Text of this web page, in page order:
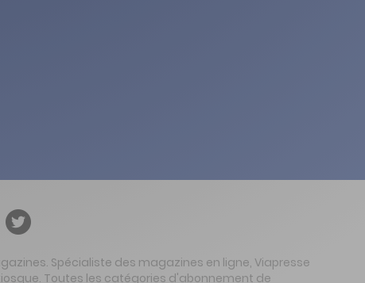
Spécialiste des magazines en ligne, Viapresse
Toutes les catégories d'abonnement de